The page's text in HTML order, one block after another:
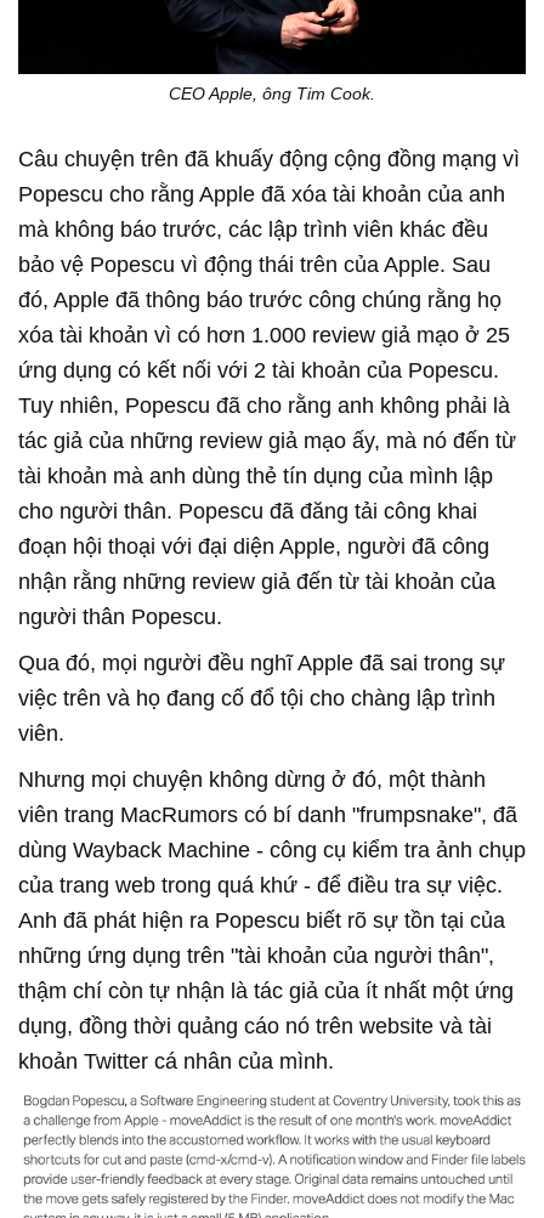
CEO Apple, ông Tim Cook.​
Câu chuyện trên đã khuấy động cộng đồng mạng vì
Popescu cho rằng Apple đã xóa tài khoản của anh
mà không báo trước, các lập trình viên khác đều
bảo vệ Popescu vì động thái trên của Apple. Sau
đó, Apple đã thông báo trước công chúng rằng họ
xóa tài khoản vì có hơn 1.000 review giả mạo ở 25
ứng dụng có kết nối với 2 tài khoản của Popescu.
Tuy nhiên, Popescu đã cho rằng anh không phải là
tác giả của những review giả mạo ấy, mà nó đến từ
tài khoản mà anh dùng thẻ tín dụng của mình lập
cho người thân. Popescu đã đăng tải công khai
đoạn hội thoại với đại diện Apple, người đã công
nhận rằng những review giả đến từ tài khoản của
người thân Popescu.
Qua đó, mọi người đều nghĩ Apple đã sai trong sự
việc trên và họ đang cố đổ tội cho chàng lập trình
viên.
Nhưng mọi chuyện không dừng ở đó, một thành
viên trang MacRumors có bí danh "frumpsnake", đã
dùng Wayback Machine - công cụ kiểm tra ảnh chụp
của trang web trong quá khứ - để điều tra sự việc.
Anh đã phát hiện ra Popescu biết rõ sự tồn tại của
những ứng dụng trên "tài khoản của người thân",
thậm chí còn tự nhận là tác giả của ít nhất một ứng
dụng, đồng thời quảng cáo nó trên website và tài
khoản Twitter cá nhân của mình.